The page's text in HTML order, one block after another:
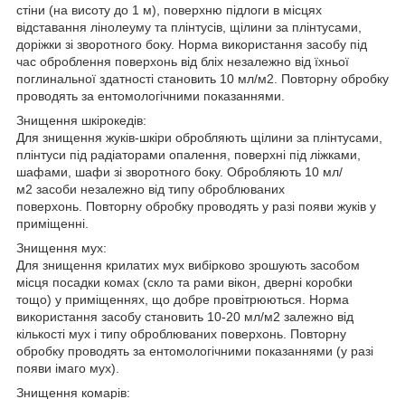
стіни (на висоту до 1 м), поверхню підлоги в місцях
відставання лінолеуму та плінтусів, щілини за плінтусами,
доріжки зі зворотного боку. Норма використання засобу під
час оброблення поверхонь від бліх незалежно від їхньої
поглинальної здатності становить 10 мл/м2. Повторну обробку
проводять за ентомологічними показаннями.
Знищення шкірокедів:
Для знищення жуків-шкіри обробляють щілини за плінтусами,
плінтуси під радіаторами опалення, поверхні під ліжками,
шафами, шафи зі зворотного боку. Обробляють 10 мл/
м2 засоби незалежно від типу оброблюваних
поверхонь. Повторну обробку проводять у разі появи жуків у
приміщенні.
Знищення мух:
Для знищення крилатих мух вибірково зрошують засобом
місця посадки комах (скло та рами вікон, дверні коробки
тощо) у приміщеннях, що добре провітрюються. Норма
використання засобу становить 10-20 мл/м2 залежно від
кількості мух і типу оброблюваних поверхонь. Повторну
обробку проводять за ентомологічними показаннями (у разі
появи імаго мух).
Знищення комарів: